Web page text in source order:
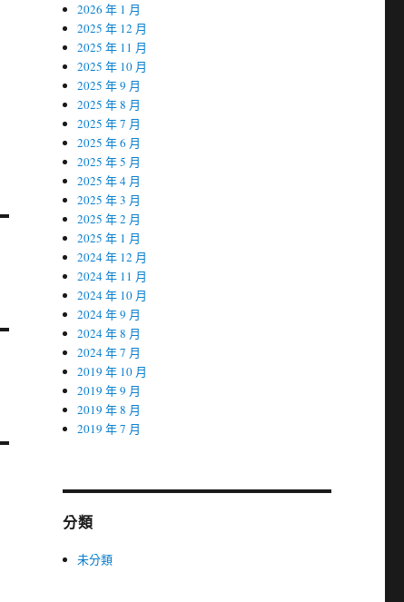
2026 年 1 月
2025 年 12 月
2025 年 11 月
2025 年 10 月
2025 年 9 月
2025 年 8 月
2025 年 7 月
2025 年 6 月
2025 年 5 月
2025 年 4 月
2025 年 3 月
2025 年 2 月
2025 年 1 月
2024 年 12 月
2024 年 11 月
2024 年 10 月
2024 年 9 月
2024 年 8 月
2024 年 7 月
2019 年 10 月
2019 年 9 月
2019 年 8 月
2019 年 7 月
分類
未分類